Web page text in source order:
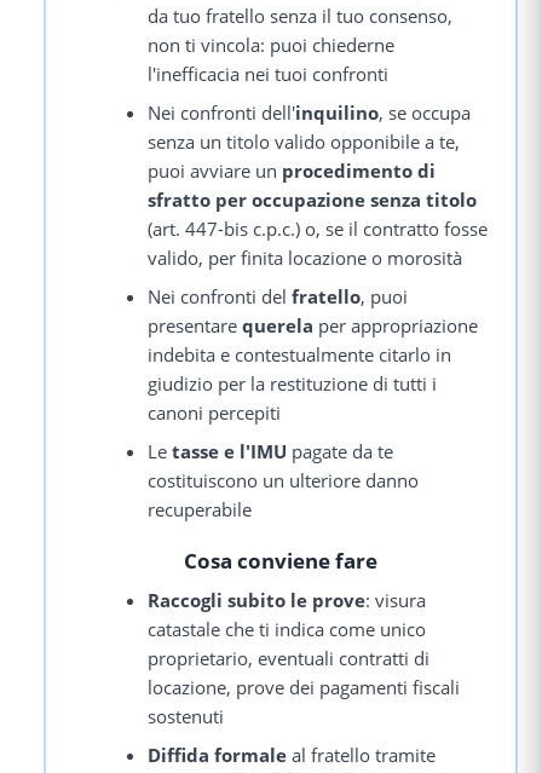
da tuo fratello senza il tuo consenso,
non ti vincola: puoi chiederne
l'inefficacia nei tuoi confronti
Nei confronti dell'inquilino, se occupa
senza un titolo valido opponibile a te,
puoi avviare un procedimento di
sfratto per occupazione senza titolo
(art. 447-bis c.p.c.) o, se il contratto fosse
valido, per finita locazione o morosità
Nei confronti delfratello, puoi
presentarequerela per appropriazione
indebita e contestualmente citarlo in
giudizio per la restituzione di tutti i
canoni percepiti
Letasse e l'IMU pagate da te
costituiscono un ulteriore danno
recuperabile
Cosa conviene fare
Raccogli subito le prove: visura
catastale che ti indica come unico
proprietario, eventuali contratti di
locazione, prove dei pagamenti fiscali
sostenuti
Diffida formale al fratello tramite